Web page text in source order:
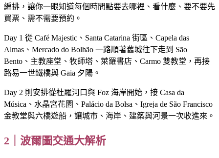
編排，讓你一眼知道每個時間點要去哪裡、看什麼、要不要先
買票、需不需要預約。
Day 1 從 Café Majestic、Santa Catarina 街區、Capela das
Almas、Mercado do Bolhão 一路順著舊城往下走到 São
Bento、主教座堂、牧師塔、萊羅書店、Carmo 雙教堂，再接
路易一世鐵橋與 Gaia 夕陽。
Day 2 則安排從杜羅河口與 Foz 海岸開始，接 Casa da
Música、水晶宮花園、Palácio da Bolsa、Igreja de São Francisco
金教堂與六橋遊船，讓城市、海岸、建築與河景一次收進來。
2｜波爾圖交通大解析